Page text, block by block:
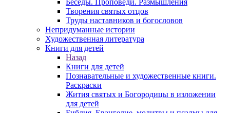
Беседы. Проповеди. Размышления
Творения святых отцов
Труды наставников и богословов
Непридуманные истории
Художественная литература
Книги для детей
Назад
Книги для детей
Познавательные и художественные книги.
Раскраски
Жития святых и Богородицы в изложении
для детей